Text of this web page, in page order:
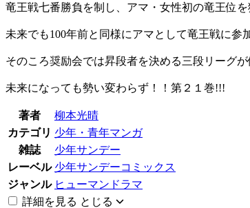
竜王戦七番勝負を制し、アマ・女性初の竜王位
未来でも100年前と同様にアマとして竜王戦に参
そのころ奨励会では昇段者を決める三段リーグ
未来になっても勢い変わらず！！第２１巻!!!
著者
柳本光晴
カテゴリ 少年・青年マンガ
雑誌
少年サンデー
レーベル 少年サンデーコミックス
ジャンル ヒューマンドラマ
詳細を見る とじる